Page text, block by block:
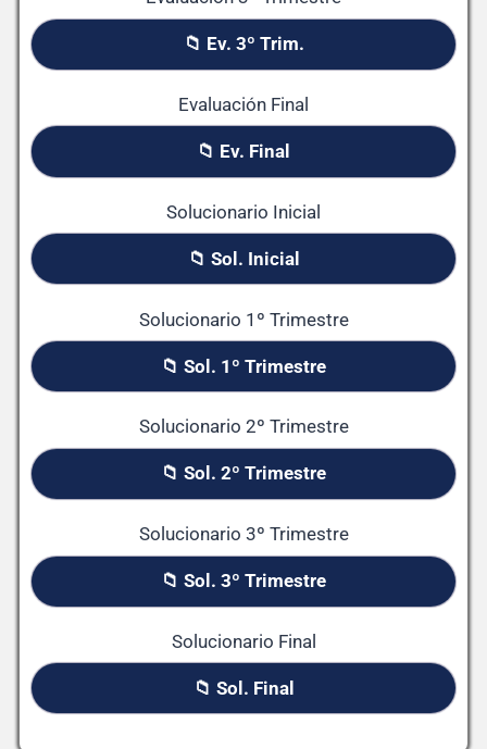
📁 Ev. 3º Trim.
Evaluación Final
📁 Ev. Final
Solucionario Inicial
📁 Sol. Inicial
Solucionario 1º Trimestre
📁 Sol. 1º Trimestre
Solucionario 2º Trimestre
📁 Sol. 2º Trimestre
Solucionario 3º Trimestre
📁 Sol. 3º Trimestre
Solucionario Final
📁 Sol. Final